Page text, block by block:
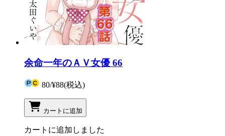
余命一年のＡＶ女優 66
80/¥88(税込)
カートに追加
カートに追加しました